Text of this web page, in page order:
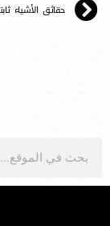
حقائق الأشياء